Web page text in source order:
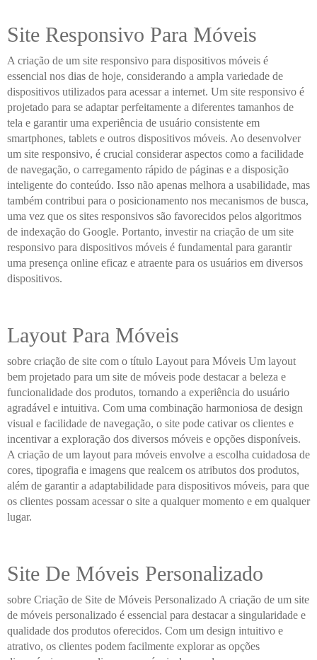
Site Responsivo Para Móveis
A criação de um site responsivo para dispositivos móveis é
essencial nos dias de hoje, considerando a ampla variedade de
dispositivos utilizados para acessar a internet. Um site responsivo é
projetado para se adaptar perfeitamente a diferentes tamanhos de
tela e garantir uma experiência de usuário consistente em
smartphones, tablets e outros dispositivos móveis. Ao desenvolver
um site responsivo, é crucial considerar aspectos como a facilidade
de navegação, o carregamento rápido de páginas e a disposição
inteligente do conteúdo. Isso não apenas melhora a usabilidade, mas
também contribui para o posicionamento nos mecanismos de busca,
uma vez que os sites responsivos são favorecidos pelos algoritmos
de indexação do Google. Portanto, investir na criação de um site
responsivo para dispositivos móveis é fundamental para garantir
uma presença online eficaz e atraente para os usuários em diversos
dispositivos.
Layout Para Móveis
sobre criação de site com o título Layout para Móveis Um layout
bem projetado para um site de móveis pode destacar a beleza e
funcionalidade dos produtos, tornando a experiência do usuário
agradável e intuitiva. Com uma combinação harmoniosa de design
visual e facilidade de navegação, o site pode cativar os clientes e
incentivar a exploração dos diversos móveis e opções disponíveis.
A criação de um layout para móveis envolve a escolha cuidadosa de
cores, tipografia e imagens que realcem os atributos dos produtos,
além de garantir a adaptabilidade para dispositivos móveis, para que
os clientes possam acessar o site a qualquer momento e em qualquer
lugar.
Site De Móveis Personalizado
sobre Criação de Site de Móveis Personalizado A criação de um site
de móveis personalizado é essencial para destacar a singularidade e
qualidade dos produtos oferecidos. Com um design intuitivo e
atrativo, os clientes podem facilmente explorar as opções